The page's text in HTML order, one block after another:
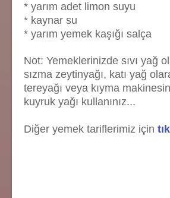
* yarım adet limon suyu
* kaynar su
* yarım yemek kaşığı salça
Not: Yemeklerinizde sıvı yağ
sızma zeytinyağı, katı yağ
tereyağı veya kıyma
kuyruk yağı kullanınız...
Diğer yemek tariflerimiz için